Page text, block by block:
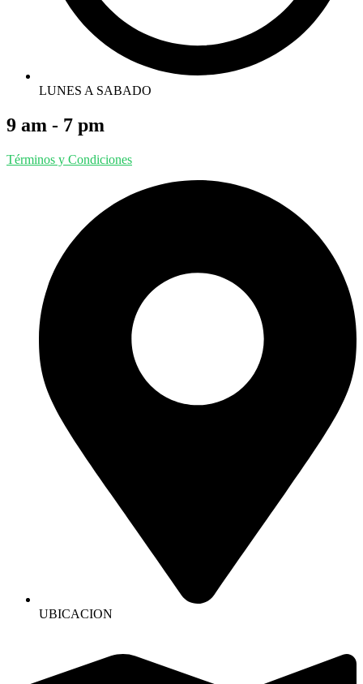
LUNES A SABADO
9 am - 7 pm
Términos y Condiciones
UBICACION